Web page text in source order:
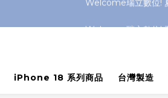
iPhone 18 系列商品 台灣製造